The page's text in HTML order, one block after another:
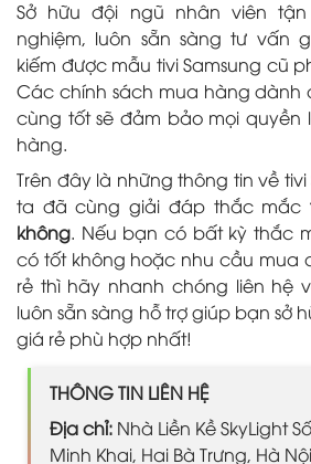
Sở hữu đội ngũ nhân viên
nghiệm, luôn sẵn sàng tư vấn
kiếm được mẫu tivi Samsung cũ
Các chính sách mua hàng dành
cùng tốt sẽ đảm bảo mọi quyền
hàng.
Trên đây là những thông tin về
ta đã cùng giải đáp thắc mắc
không. Nếu bạn có bất kỳ thắc
có tốt không hoặc nhu cầu mua
rẻ thì hãy nhanh chóng liên hệ
luôn sẵn sàng hỗ trợ giúp bạn sở
giá rẻ phù hợp nhất!
THÔNG TIN LIÊN HỆ
Địa chỉ: Nhà Liền Kề SkyLight
Minh Khai, Hai Bà Trưng, Hà Nội